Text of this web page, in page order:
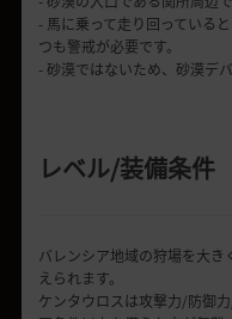
- 馬に乗って走り回っている
つも警戒が必要です。
- 砂漠ではないため、砂漠デ
レベル/装備条件
バレンシア地域の狩場を大
えられます。
ケンタウロスは攻撃力/防御